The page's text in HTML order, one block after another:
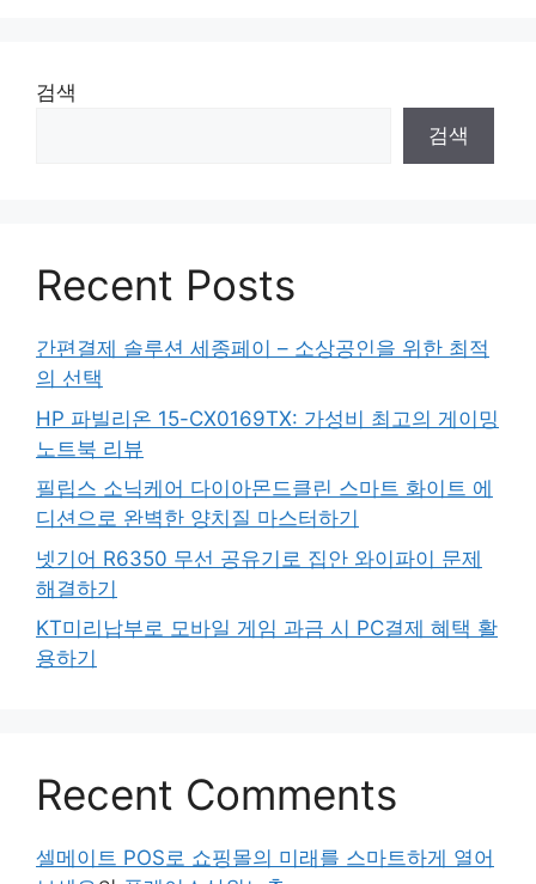
검색
검색
Recent Posts
간편결제 솔루션 세종페이 – 소상공인을 위한 최적
의 선택
HP 파빌리온 15-CX0169TX: 가성비 최고의 게이밍
노트북 리뷰
필립스 소닉케어 다이아몬드클린 스마트 화이트 에
디션으로 완벽한 양치질 마스터하기
넷기어 R6350 무선 공유기로 집안 와이파이 문제
해결하기
KT미리납부로 모바일 게임 과금 시 PC결제 혜택 활
용하기
Recent Comments
셀메이트 POS로 쇼핑몰의 미래를 스마트하게 열어